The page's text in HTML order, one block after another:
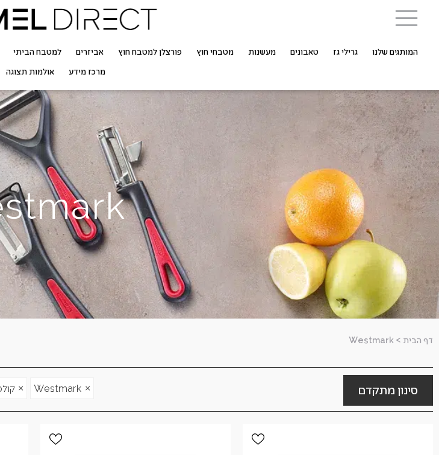
המותגים שלנו גרילי גז טאבונים מעשנות מטבחי חוץ פורצלן למטבח חוץ אביזרים למטבח הביתי
מרכז מידע אולמות תצוגה
דף הבית >
Westmark
סינון מתקדם Westmark ×
×